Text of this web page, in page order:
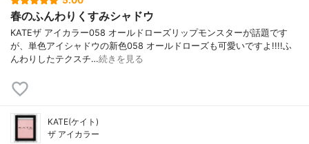
春のふんわりくすみシャドウ
KATEザ アイカラー058 オールドローズリップモンスターが話題です
が、単色アイシャドウの新色058 オールドローズも可愛いですよ!!!!ふ
んわりしたテクスチ…続きを見る
KATE(ケイト)
ザ アイカラー